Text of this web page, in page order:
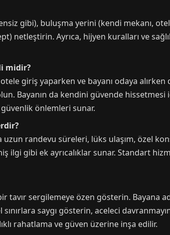
gibi), buluşma yerini (kendi mekanı,
netleştirin. Ayrıca, hijyen kuralları ve
midir?
giriş yaparken ve bayanı odaya
Bayanın da kendini güvende hissetmesi
güvenlik önlemleri sunar.
randevu süreleri, lüks ulaşım, özel
gibi ek ayrıcalıklar sunar. Standart
tavır sergilemeye özen gösterin. Bayana
saygı gösterin, aceleci davranmayın
rahatlama ve güven üzerine inşa edilir.